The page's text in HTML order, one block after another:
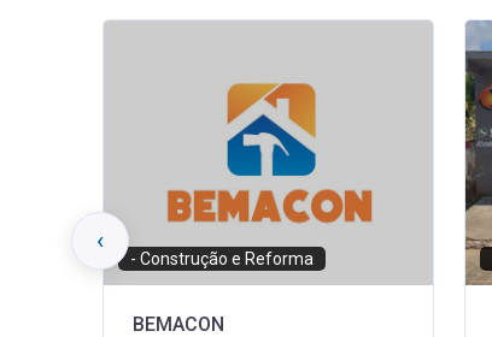
- Construção e Reforma
JM Vidraçaria - Vidros e...
‹